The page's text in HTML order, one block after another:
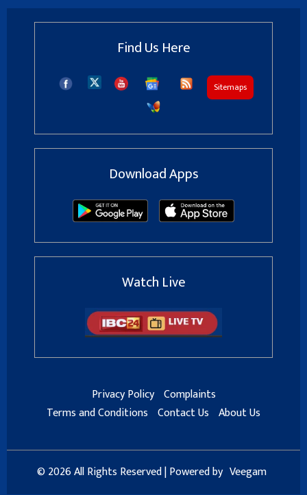
Find Us Here
Sitemaps
Download Apps
Watch Live
Privacy Policy Complaints
Terms and Conditions Contact Us About Us
© 2026 All Rights Reserved | Powered by Veegam